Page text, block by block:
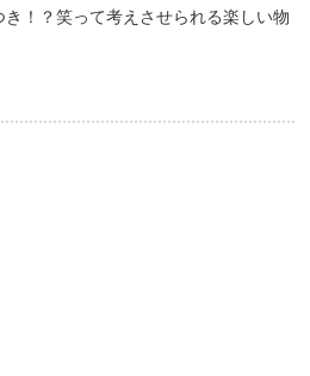
！？笑って考えさせられる楽しい物